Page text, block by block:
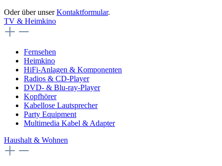
Oder über unserKontaktformular.
TV & Heimkino
Fernsehen
Heimkino
HiFi-Anlagen & Komponenten
Radios & CD-Player
DVD- & Blu-ray-Player
Kopfhörer
Kabellose Lautsprecher
Party Equipment
Multimedia Kabel & Adapter
Haushalt & Wohnen